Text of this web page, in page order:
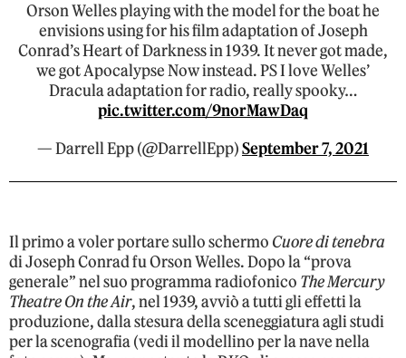
Orson Welles playing with the model for the boat he
envisions using for his film adaptation of Joseph
Conrad’s Heart of Darkness in 1939. It never got made,
we got Apocalypse Now instead. PS I love Welles’
Dracula adaptation for radio, really spooky…
pic.twitter.com/9norMawDaq
— Darrell Epp (@DarrellEpp)September 7, 2021
Il primo a voler portare sullo schermo Cuore di tenebra
di Joseph Conrad fu Orson Welles. Dopo la “prova
generale” nel suo programma radiofonico The Mercury
Theatre On the Air, nel 1939, avviò a tutti gli effetti la
produzione, dalla stesura della sceneggiatura agli studi
per la scenografia (vedi il modellino per la nave nella